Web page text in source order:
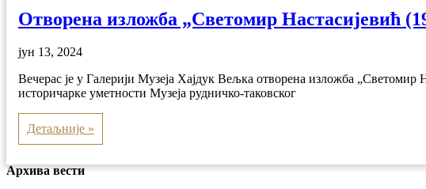
Oтворена изложба „Светомир Настасијевић
јун 13, 2024
Вечерас је у Галерији Музеја Хајдук Вељка отворена изложба
историчарке уметности Музеја рудничко-таковског
Детаљније »
Архива вести